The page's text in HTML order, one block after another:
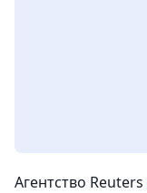
Агентство Reuters